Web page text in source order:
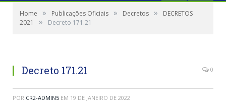
Home » Publicações Oficiais » Decretos »
DECRETOS
2021
» Decreto 171.21
Decreto 171.21 0
POR CR2-ADMIN5 EM 19 DE JANEIRO DE 2022